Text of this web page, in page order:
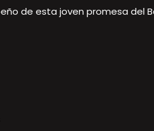
de esta joven promesa del